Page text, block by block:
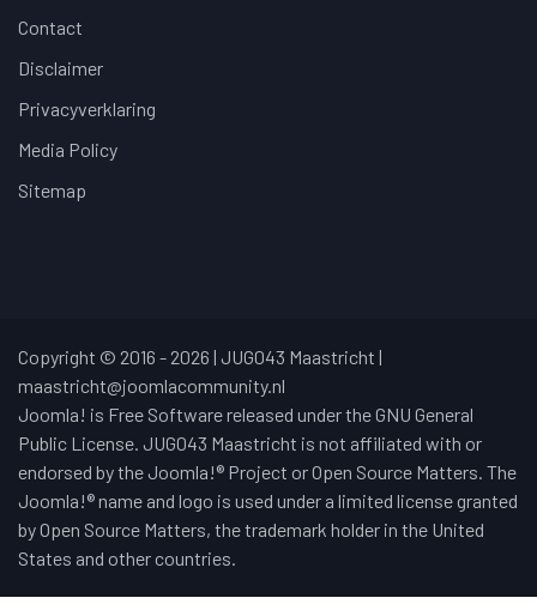
Contact
Disclaimer
Privacyverklaring
Media Policy
Sitemap
Copyright © 2016 - 2026 | JUG043 Maastricht |
maastricht@joomlacommunity.nl
Joomla! is Free Software released under the GNU General
Public License. JUG043 Maastricht is not affiliated with or
endorsed by the Joomla!® Project or Open Source Matters. The
Joomla!® name and logo is used under a limited license granted
by Open Source Matters, the trademark holder in the United
States and other countries.